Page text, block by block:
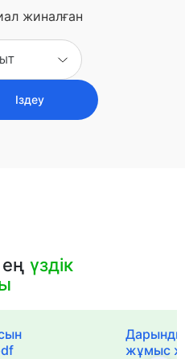
жиналған
Іздеу
еңүздік
жұмыс